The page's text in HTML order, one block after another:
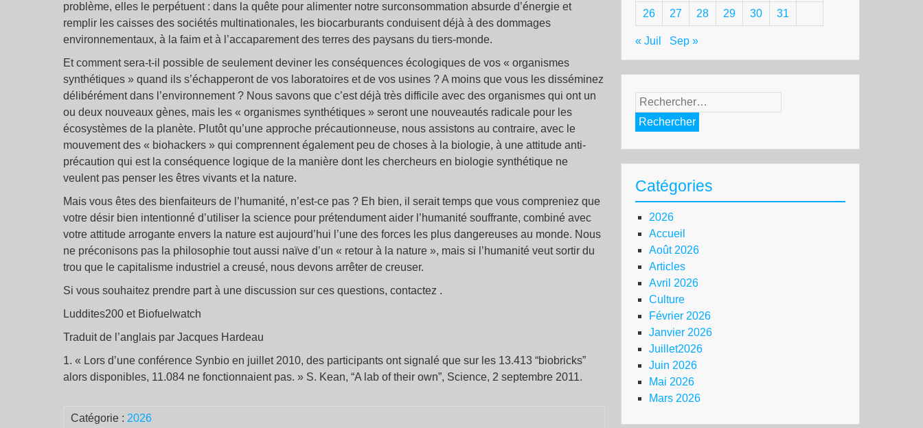
problème, elles le perpétuent : dans la quête pour alimenter notre surconsommation absurde d’énergie et
remplir les caisses des sociétés multinationales, les biocarburants conduisent déjà à des dommages
environnementaux, à la faim et à l’accaparement des terres des paysans du tiers-monde.
Et comment sera-t-il possible de seulement deviner les conséquences écologiques de vos « organismes
synthétiques » quand ils s’échapperont de vos laboratoires et de vos usines ? A moins que vous les disséminez
délibérément dans l’environnement ? Nous savons que c’est déjà très difficile avec des organismes qui ont un
ou deux nouveaux gènes, mais les « organismes synthétiques » seront une nouveautés radicale pour les
écosystèmes de la planète. Plutôt qu’une approche précautionneuse, nous assistons au contraire, avec le
mouvement des « biohackers » qui comprennent également peu de choses à la biologie, à une attitude anti-
précaution qui est la conséquence logique de la manière dont les chercheurs en biologie synthétique ne
veulent pas penser les êtres vivants et la nature.
Mais vous êtes des bienfaiteurs de l’humanité, n’est-ce pas ? Eh bien, il serait temps que vous compreniez que
votre désir bien intentionné d’utiliser la science pour prétendument aider l’humanité souffrante, combiné avec
votre attitude arrogante envers la nature est aujourd’hui l’une des forces les plus dangereuses au monde. Nous
ne préconisons pas la philosophie tout aussi naïve d’un « retour à la nature », mais si l’humanité veut sortir du
trou que le capitalisme industriel a creusé, nous devons arrêter de creuser.
Si vous souhaitez prendre part à une discussion sur ces questions, contactez .
Luddites200 et Biofuelwatch
Traduit de l’anglais par Jacques Hardeau
1. « Lors d’une conférence Synbio en juillet 2010, des participants ont signalé que sur les 13.413 “biobricks”
alors disponibles, 11.084 ne fonctionnaient pas. » S. Kean, “A lab of their own”, Science, 2 septembre 2011.
Catégorie : 2026
26 27 28 29 30 31
« Juil Sep »
Rechercher :
Catégories
2026
Accueil
Août 2026
Articles
Avril 2026
Culture
Février 2026
Janvier 2026
Juillet2026
Juin 2026
Mai 2026
Mars 2026